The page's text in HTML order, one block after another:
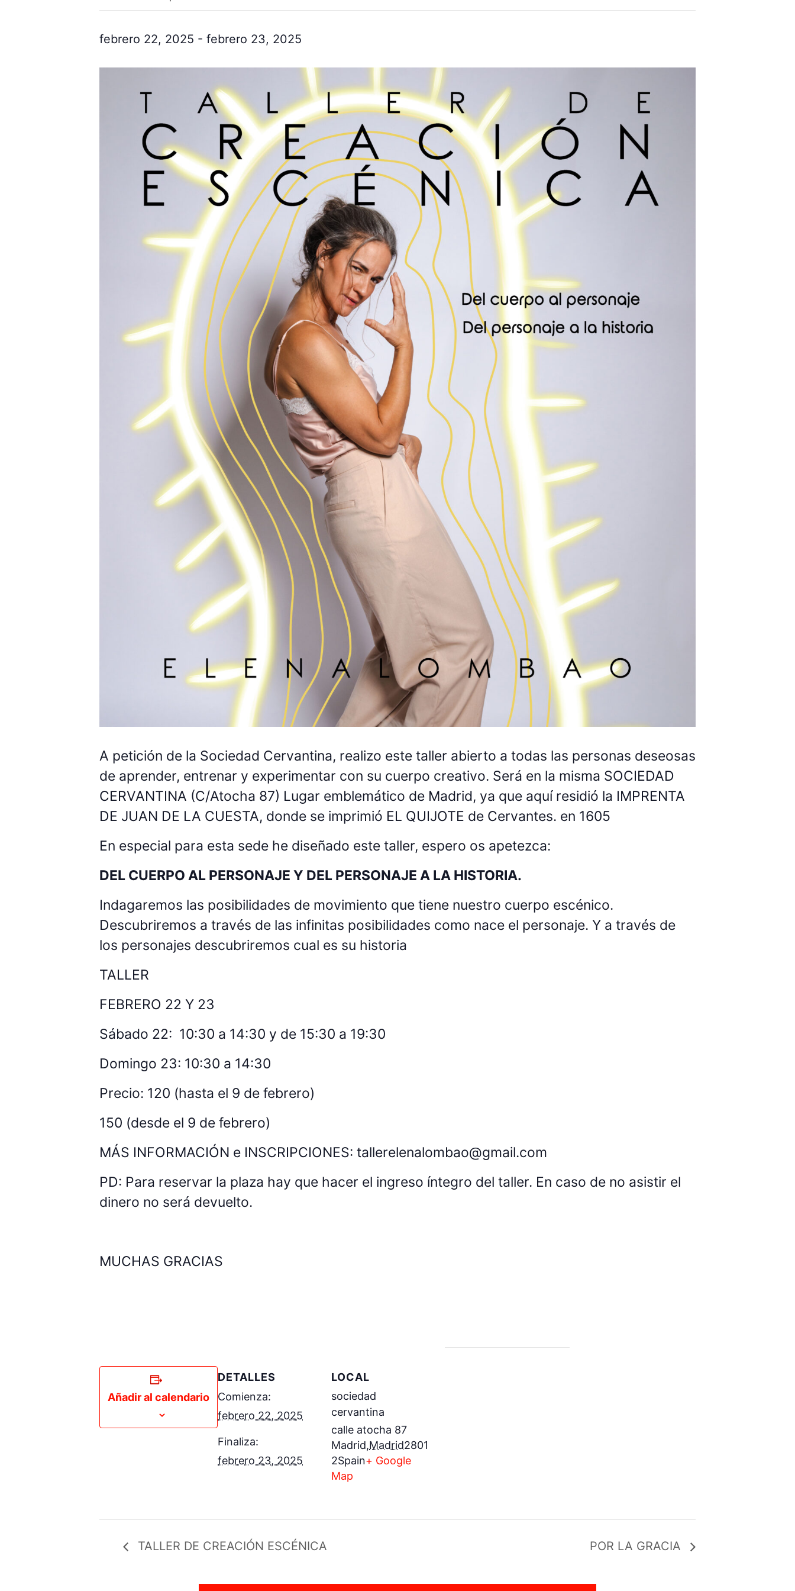
febrero 22, 2025 - febrero 23, 2025
A petición de la Sociedad Cervantina, realizo este taller abierto a todas las personas deseosas
de aprender, entrenar y experimentar con su cuerpo creativo. Será en la misma SOCIEDAD
CERVANTINA (C/Atocha 87) Lugar emblemático de Madrid, ya que aquí residió la IMPRENTA
DE JUAN DE LA CUESTA, donde se imprimió EL QUIJOTE de Cervantes. en 1605
En especial para esta sede he diseñado este taller, espero os apetezca:
DEL CUERPO AL PERSONAJE Y DEL PERSONAJE A LA HISTORIA.
Indagaremos las posibilidades de movimiento que tiene nuestro cuerpo escénico.
Descubriremos a través de las infinitas posibilidades como nace el personaje. Y a través de
los personajes descubriremos cual es su historia
TALLER
FEBRERO 22 Y 23
Sábado 22: 10:30 a 14:30 y de 15:30 a 19:30
Domingo 23: 10:30 a 14:30
Precio: 120 (hasta el 9 de febrero)
150 (desde el 9 de febrero)
MÁS INFORMACIÓN e INSCRIPCIONES: tallerelenalombao@gmail.com
PD: Para reservar la plaza hay que hacer el ingreso íntegro del taller. En caso de no asistir el
dinero no será devuelto.
MUCHAS GRACIAS
Añadir al calendario
DETALLES
Comienza:
febrero 22, 2025
Finaliza:
febrero 23, 2025
LOCAL
sociedad
cervantina
calle atocha 87
Madrid,Madrid2801
2Spain+ Google
Map
TALLER DE CREACIÓN ESCÉNICA POR LA GRACIA